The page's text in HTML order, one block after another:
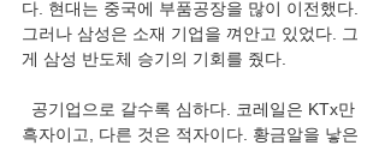
다. 현대는 중국에 부품공장을 많이 이전했다.
그러나 삼성은 소재 기업을 껴안고 있었다. 그
게 삼성 반도체 승기의 기회를 줬다.
흑자이고, 다른 것은 적자이다. 황금알을 낳은